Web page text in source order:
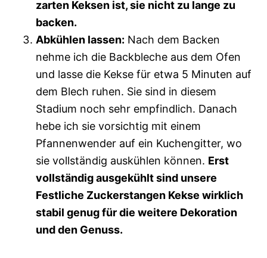
zarten Keksen ist, sie nicht zu lange zu
backen.
Abkühlen lassen: Nach dem Backen
nehme ich die Backbleche aus dem Ofen
und lasse die Kekse für etwa 5 Minuten auf
dem Blech ruhen. Sie sind in diesem
Stadium noch sehr empfindlich. Danach
hebe ich sie vorsichtig mit einem
Pfannenwender auf ein Kuchengitter, wo
sie vollständig auskühlen können. Erst
vollständig ausgekühlt sind unsere
Festliche Zuckerstangen Kekse wirklich
stabil genug für die weitere Dekoration
und den Genuss.